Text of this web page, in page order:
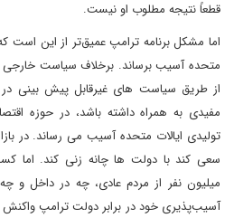
قطعاً نتیجه مطلوب او نیست.
اما مشکل برنامه ترامپ عمیق‌تر از این است
متحده آسیب برساند. برخلاف سیاست خارجی
از طریق سیاست های غیرقابل پیش بینی
مفیدی به همراه داشته باشد، در حوزه
تولیدی ایالات متحده آسیب می رساند. در
سعی کند با دولت ها چانه زنی کند. اما
میلیون نفر از مردم عادی، چه در داخل و
آسیب‌پذیری خود در برابر دولت ترامپ واکنش